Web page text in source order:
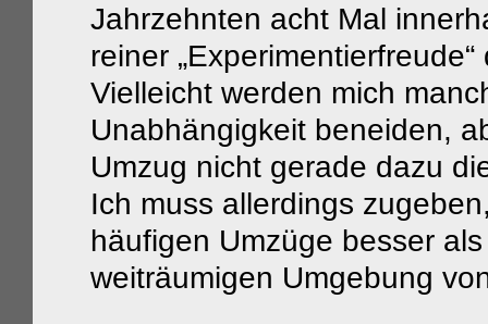
Jahrzehnten acht Mal
reiner
Vielleicht werden mich
Unabhängigkeit beneiden,
Umzug nicht gerade dazu
Ich muss allerdings
häufigen Umzüge besser
weiträumigen Umgebung